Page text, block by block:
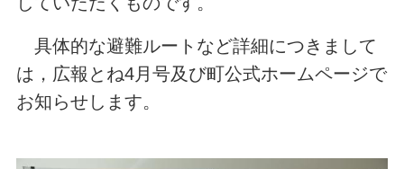
具体的な避難ルートなど詳細につきまして
は，広報とね4月号及び町公式ホームページで
お知らせします。